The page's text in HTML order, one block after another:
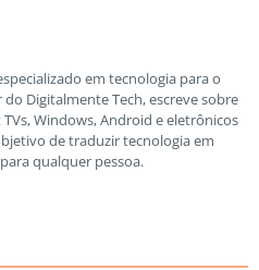
em tecnologia para o
Digitalmente Tech, escreve sobre
Windows, Android e eletrônicos
de traduzir tecnologia em
qualquer pessoa.